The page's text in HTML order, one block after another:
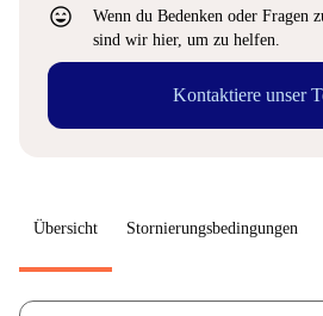
sentiment_very_satisfied
Wenn du Bedenken oder Fragen
sind wir hier, um zu helfen.
Kontaktiere unser
Übersicht Stornierungsbedingungen